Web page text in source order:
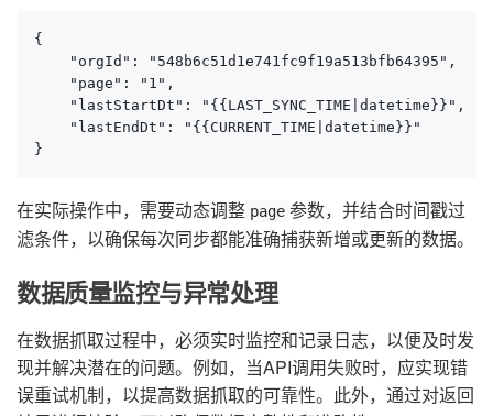
{
    "orgId": "548b6c51d1e741fc9f19a513bfb64395",
    "page": "1",
    "lastStartDt": "{{LAST_SYNC_TIME|datetime}}",
    "lastEndDt": "{{CURRENT_TIME|datetime}}"
}
在实际操作中，需要动态调整 page 参数，并结合时间戳过
滤条件，以确保每次同步都能准确捕获新增或更新的数据。
数据质量监控与异常处理
在数据抓取过程中，必须实时监控和记录日志，以便及时发
现并解决潜在的问题。例如，当API调用失败时，应实现错
误重试机制，以提高数据抓取的可靠性。此外，通过对返回